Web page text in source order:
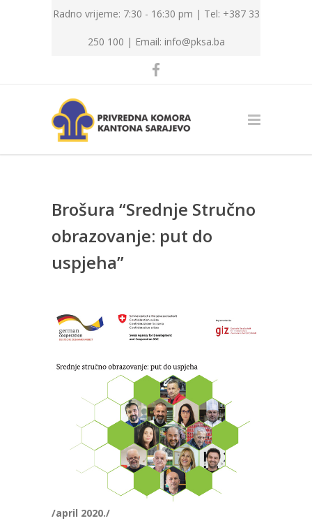
Radno vrijeme: 7:30 - 16:30 pm | Tel: +387 33
250 100 | Email: info@pksa.ba
Brošura “Srednje Stručno
obrazovanje: put do
uspjeha”
/april 2020./